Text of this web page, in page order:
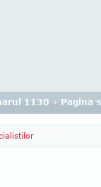
1130 › Pagina